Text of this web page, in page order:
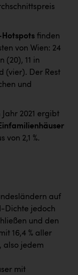
Hotspots finden
von Wien: 24
(20), 11 in
(vier). Der Rest
und
Jahr 2021 ergibt
von 2,1 %.
auf
Dichte jedoch
und den
16,4 % aller
also jedem
mit